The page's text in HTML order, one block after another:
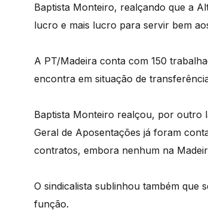
Baptista Monteiro, realçando que a
lucro e mais lucro para servir bem
A PT/Madeira conta com 150
encontra em situação de
Baptista Monteiro realçou, por outro
Geral de Aposentações já foram
contratos, embora nenhum na
O sindicalista sublinhou também que
função.